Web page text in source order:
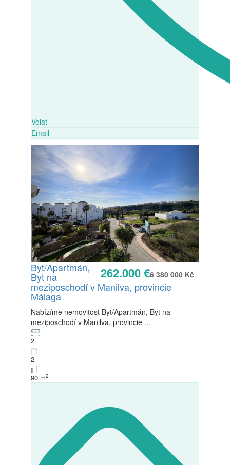
Volat
Email
Prodej
K dispozici
262.000 €6 380 000 Kč
Byt/Apartmán,
Byt na
meziposchodí v Manilva, provincie
Málaga
Nabízíme nemovitost Byt/Apartmán, Byt na
meziposchodí v Manilva, provincie ...
2
2
90 m2